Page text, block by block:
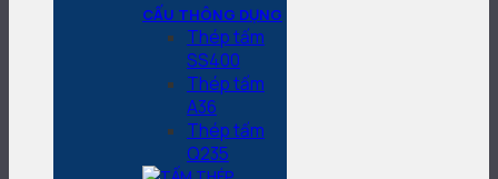
CẤU THÔNG DỤNG
Thép tấm
SS400
Thép tấm
A36
Thép tấm
Q235